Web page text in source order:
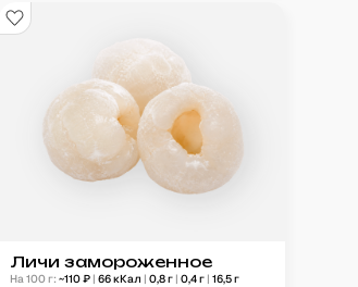
Личи замороженное
На 100 г: ~110₽ | 66кКал | 0,8г | 0,4г | 16,5г